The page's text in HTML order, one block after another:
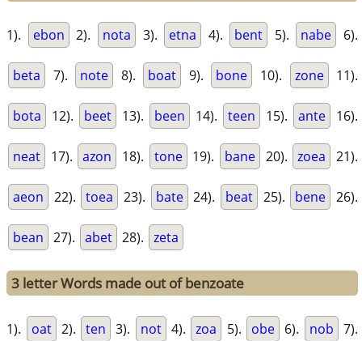
1). ebon 2). nota 3). etna 4). bent 5). nabe 6).
beta 7). note 8). boat 9). bone 10). zone 11).
bota 12). beet 13). been 14). teen 15). ante 16).
neat 17). azon 18). tone 19). bane 20). zoea 21).
aeon 22). toea 23). bate 24). beat 25). bene 26).
bean 27). abet 28). zeta
3 letter Words made out of benzoate
1). oat 2). ten 3). not 4). zoa 5). obe 6). nob 7).